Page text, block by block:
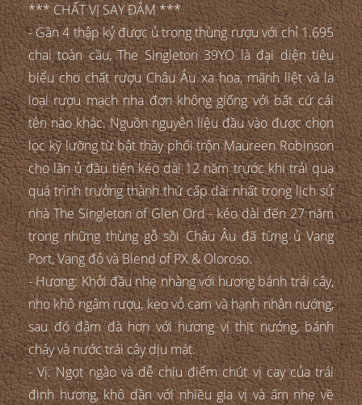
*** CHẤT VỊ SAY ĐẮM ***
- Gần 4 thập kỷ được ủ trong thùng rượu với chỉ 1.695
chai toàn cầu, The Singleton 39YO là đại diện tiêu
biểu cho chất rượu Châu Âu xa hoa, mãnh liệt và la
loại rượu mạch nha đơn không giống với bất cứ cái
tên nào khác. Nguồn nguyên liệu đầu vào được chọn
lọc kỹ lưỡng từ bật thầy phối trộn Maureen Robinson
cho lần ủ đầu tiên kéo dài 12 năm trước khi trải qua
quá trình trưởng thành thứ cấp dài nhất trong lịch sử
nhà The Singleton of Glen Ord - kéo dài đến 27 năm
trong những thùng gỗ sồi Châu Âu đã từng ủ Vang
Port, Vang đỏ và Blend of PX & Oloroso.
- Hương: Khởi đầu nhẹ nhàng với hương bánh trái cây,
nho khô ngâm rượu, kẹo vỏ cam và hạnh nhân nướng,
sau đó đậm đà hơn với hương vị thịt nướng, bánh
cháy và nước trái cây dịu mát.
- Vị: Ngọt ngào và dễ chịu điểm chút vị cay của trái
đinh hương, khô dần với nhiều gia vị và ấm nhẹ về